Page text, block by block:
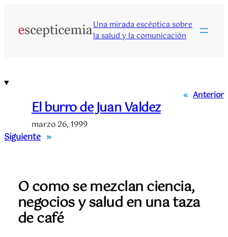
contenido
Una mirada escéptica sobre
la salud y la comunicación
« Anterior
El burro de Juan Valdez
marzo 26, 1999
Siguiente »
O como se mezclan ciencia,
negocios y salud en una taza
de café